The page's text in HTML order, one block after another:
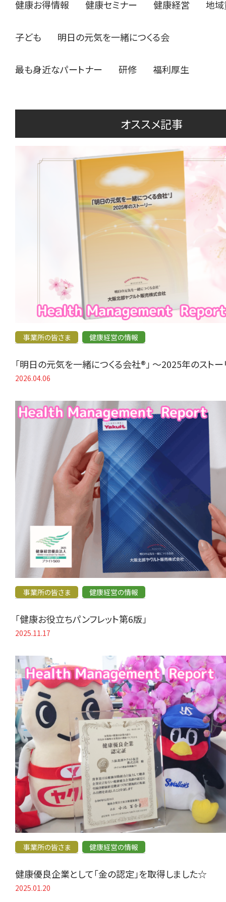
健康お得情報 健康セミナー 健康経営 地
子ども 明日の元気を一緒につくる会
最も身近なパートナー 研修 福利厚生
オススメ記事
事業所の皆さま 健康経営の情報
「明日の元気を一緒につくる会社®」 〜2025年のスト
2026.04.06
事業所の皆さま 健康経営の情報
「健康お役立ちパンフレット第6版」
2025.11.17
事業所の皆さま 健康経営の情報
健康優良企業として「金の認定」を取得しました☆
2025.01.20